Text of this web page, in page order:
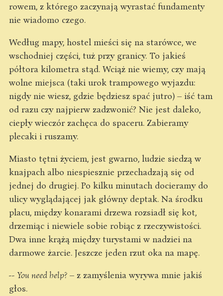
rowem, z którego zaczynają wyrastać fundamenty
nie wiadomo czego.
Według mapy, hostel mieści się na starówce, we
wschodniej części, tuż przy granicy. To jakieś
półtora kilometra stąd. Wciąż nie wiemy, czy mają
wolne miejsca (taki urok trampowego wyjazdu:
nigdy nie wiesz, gdzie będziesz spać jutro) – iść tam
od razu czy najpierw zadzwonić? Nie jest daleko,
ciepły wieczór zachęca do spaceru. Zabieramy
plecaki i ruszamy.
Miasto tętni życiem, jest gwarno, ludzie siedzą w
knajpach albo niespiesznie przechadzają się od
jednej do drugiej. Po kilku minutach docieramy do
ulicy wyglądającej jak główny deptak. Na środku
placu, między konarami drzewa rozsiadł się kot,
drzemiąc i niewiele sobie robiąc z rzeczywistości.
Dwa inne krążą między turystami w nadziei na
darmowe żarcie. Jeszcze jeden rzut oka na mapę.
-- You need help? – z zamyślenia wyrywa mnie jakiś
głos.